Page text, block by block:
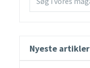
Nyeste artikler